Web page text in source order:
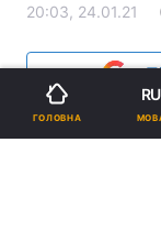
20:03, 24.01.21
ГОЛОВНА
RU